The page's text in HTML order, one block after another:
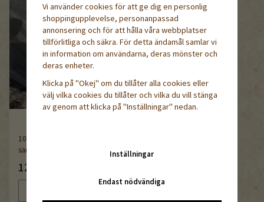
10-pack, Vit UV-stabiliserad
sandsäck med knytband
120 kr
Vi använder cookies för att ge dig en personlig
shoppingupplevelse, personanpassad
annonsering och för att hålla våra webbplatser
tillförlitliga och säkra. För detta ändamål samlar vi
in information om användarna, deras mönster och
deras enheter.
Klicka på "Okej" om du tillåter alla cookies eller
välj vilka cookies du tillåter och vilka du vill stänga
av genom att klicka på "Inställningar" nedan.
Inställningar
Endast nödvändiga